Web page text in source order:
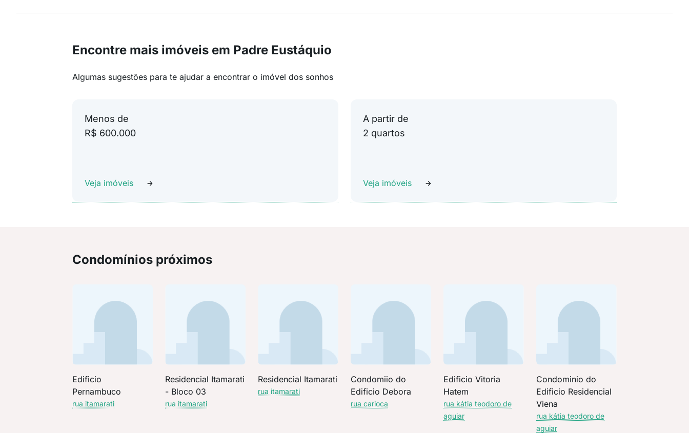
Encontre mais imóveis em Padre Eustáquio
Algumas sugestões para te ajudar a encontrar o imóvel dos sonhos
Menos de
R$ 600.000
Veja imóveis
A partir de
2 quartos
Veja imóveis
Condomínios próximos
Edificio
Pernambuco
rua itamarati
Residencial Itamarati
- Bloco 03
rua itamarati
Residencial Itamarati
rua itamarati
Condomiio do
Edificio Debora
rua carioca
Edificio Vitoria
Hatem
rua kátia teodoro de
aguiar
Condominio do
Edificio Residencial
Viena
rua kátia teodoro de
aguiar